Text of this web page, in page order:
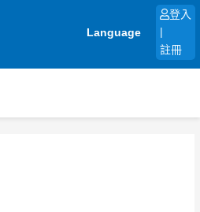
Language
登入
註冊